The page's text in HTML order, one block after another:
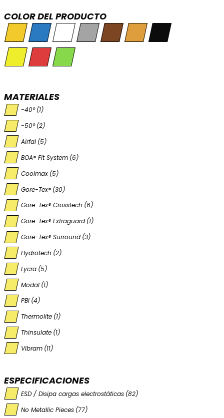
COLOR DEL PRODUCTO
MATERIALES
-40º (1)
-50º (2)
Airfal (5)
BOA® Fit System (6)
Coolmax (5)
Gore-Tex® (30)
Gore-Tex® Crosstech (6)
Gore-Tex® Extraguard (1)
Gore-Tex® Surround (3)
Hydrotech (2)
Lycra (5)
Modal (1)
PBI (4)
Thermolite (1)
Thinsulate (1)
Vibram (11)
ESPECIFICACIONES
ESD / Disipa cargas electrostáticas (82)
No Metallic Pieces (77)